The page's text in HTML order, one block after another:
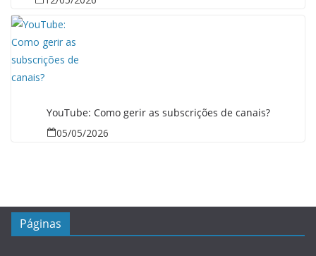
YouTube: Como gerir as subscrições de canais?
05/05/2026
Páginas